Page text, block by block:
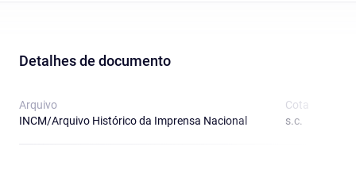
Detalhes de documento
Arquivo
INCM/Arquivo Histórico da Imprensa Nacional
Cota
s.c.